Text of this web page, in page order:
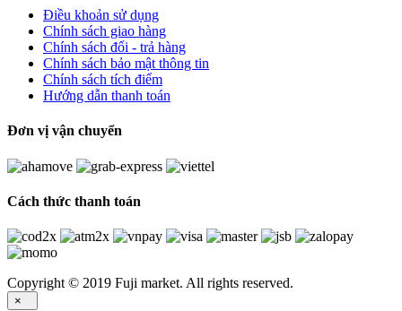
Điều khoản sử dụng
Chính sách giao hàng
Chính sách đổi - trả hàng
Chính sách bảo mật thông tin
Chính sách tích điểm
Hướng dẫn thanh toán
Đơn vị vận chuyển
Cách thức thanh toán
Copyright © 2019 Fuji market. All rights reserved.
×